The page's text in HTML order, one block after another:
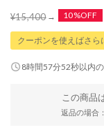
¥15,400 10%OFF
クーポンを使えばさら
8時間57分51秒以内
この商品
返品の場合